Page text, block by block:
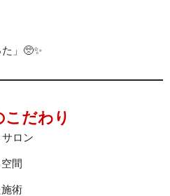
」🥺✨
だわり
ロン
間
術